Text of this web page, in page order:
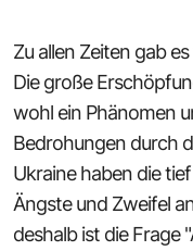
Zu allen Zeiten gab
Die große
wohl ein Phänomen
Bedrohungen durch
Ukraine haben die
Ängste und Zweifel
deshalb ist die Frage